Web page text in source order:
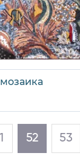
52(current)
53